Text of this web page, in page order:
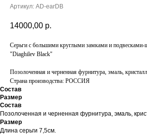
Артикул: AD-earDB
14000,00 р.
Серьги с большими круглыми замками и подвесками-
"Diaghilev Black"
Позолоченная и черненная фурнитура, эмаль,
Страна производства: РОССИЯ
Состав
Размер
Состав
Позолоченная и черненная фурнитура, эмаль,
Размер
Длина серьги 7,5см.